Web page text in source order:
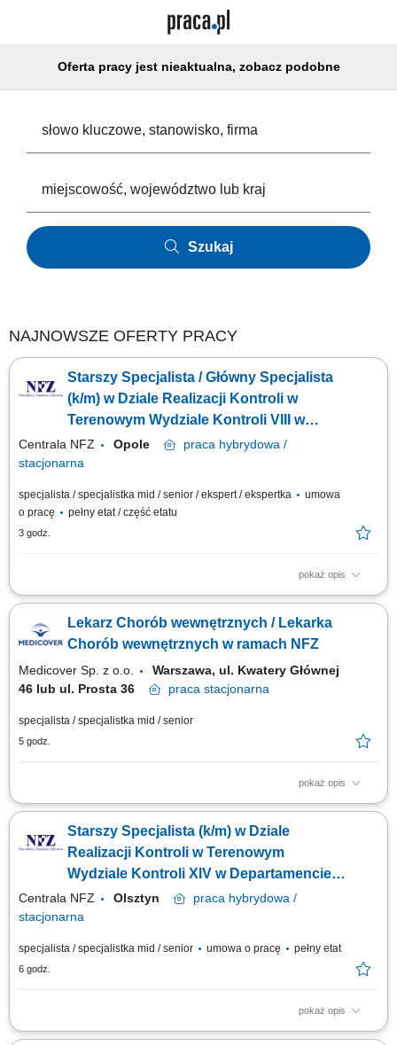
Oferta pracy jest nieaktualna, zobacz podobne
Szukaj
NAJNOWSZE OFERTY PRACY
Starszy Specjalista / Główny Specjalista
(k/m) w Dziale Realizacji Kontroli w
Terenowym Wydziale Kontroli VIII w
Departamencie Kontroli (lekarz k/m)
Centrala NFZ Opole praca hybrydowa /
stacjonarna
specjalista / specjalistka mid / senior / ekspert / ekspertka
umowa
o pracę
pełny etat / część etatu
3 godz.
pokaż opis
GŁÓWNE ZADANIA weryfikacja dokumentacji medycznej w trakcie
dotyczących świadczeń opieki zdrowotnej; udział w opracowywaniu
programów kontroli w zakresie metodyki niezbędnej do przeprowadzenia
Lekarz Chorób wewnętrznych / Lekarka
Chorób wewnętrznych w ramach NFZ
Medicover Sp. z o.o.
Warszawa, ul. Kwatery Głównej
46 lub ul. Prosta 36
praca stacjonarna
specjalista / specjalistka mid / senior
5 godz.
pokaż opis
Będziesz odpowiedzialny/-a za: konsultowanie pacjentów; zbieranie
dbałość o zachowanie wysokich standardów medycznych; Jeśli gotów
jesteś podjąć wyzwanie, jeśli pragniesz być #bohaterem codzienności,
czekamy na Twoją...
Starszy Specjalista (k/m) w Dziale
Realizacji Kontroli w Terenowym
Wydziale Kontroli XIV w Departamencie
Kontroli /lekarz (k/m)
Centrala NFZ Olsztyn praca hybrydowa /
stacjonarna
specjalista / specjalistka mid / senior umowa o pracę pełny etat
6 godz.
pokaż opis
GŁÓWNE ZADANIA Wykonywanie zadań określonych w przepisach